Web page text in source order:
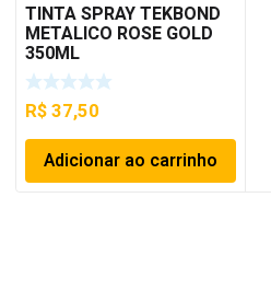
TINTA SPRAY TEKBOND
METALICO ROSE GOLD
350ML
R$37,50
Adicionar ao carrinho